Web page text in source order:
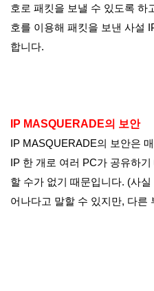
호로 패킷을 보낼 수 있도록 하
호를 이용해 패킷을 보낸 사설
합니다.
IP MASQUERADE의 보안
IP MASQUERADE의 보안은
IP 한 개로 여러 PC가 공유하
할 수가 없기 때문입니다. (사
어나다고 말할 수 있지만, 다른